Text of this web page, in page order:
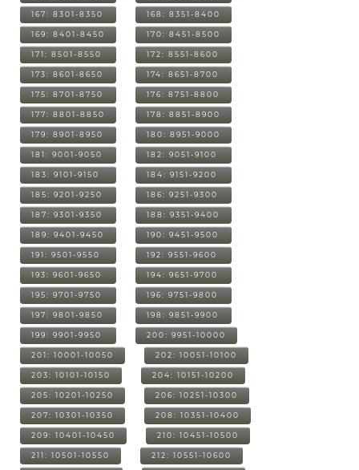
167: 8301-8350 168: 8351-8400
169: 8401-8450 170: 8451-8500
171: 8501-8550 172: 8551-8600
173: 8601-8650 174: 8651-8700
175: 8701-8750 176: 8751-8800
177: 8801-8850 178: 8851-8900
179: 8901-8950 180: 8951-9000
181: 9001-9050 182: 9051-9100
183: 9101-9150 184: 9151-9200
185: 9201-9250 186: 9251-9300
187: 9301-9350 188: 9351-9400
189: 9401-9450 190: 9451-9500
191: 9501-9550 192: 9551-9600
193: 9601-9650 194: 9651-9700
195: 9701-9750 196: 9751-9800
197: 9801-9850 198: 9851-9900
199: 9901-9950 200: 9951-10000
201: 10001-10050 202: 10051-10100
203: 10101-10150 204: 10151-10200
205: 10201-10250 206: 10251-10300
207: 10301-10350 208: 10351-10400
209: 10401-10450 210: 10451-10500
211: 10501-10550 212: 10551-10600